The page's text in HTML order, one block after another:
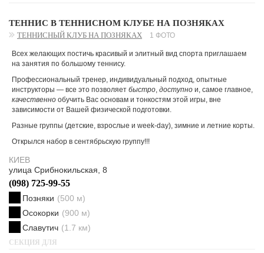
ТЕННИС В ТЕННИСНОМ КЛУБЕ НА ПОЗНЯКАХ
ТЕННИСНЫЙ КЛУБ НА ПОЗНЯКАХ 1 ФОТО
Всех желающих постичь красивый и элитный вид спорта приглашаем
на занятия по большому теннису.
Профессиональный тренер, индивидуальный подход, опытные
инструкторы — все это позволяет быстро, доступно и, самое главное,
качественно обучить Вас основам и тонкостям этой игры, вне
зависимости от Вашей физической подготовки.
Разные группы (детские, взрослые и week-day), зимние и летние корты.
Открылся набор в сентябрьскую группу!!!
КИЕВ
улица Срибнокильская, 8
(098) 725-99-55
Позняки (500 м)
Осокорки (900 м)
Славутич (1.7 км)
СЕКЦИЯ ДЛЯ